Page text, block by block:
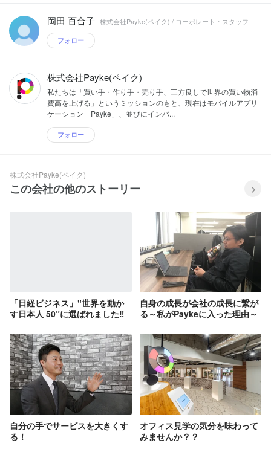
岡田 百合子 株式会社Payke(ペイク) / コーポレート・スタッフ
フォロー
株式会社Payke(ペイク)
私たちは「買い手・作り手・売り手、三方良しで世界の買い物消
費高を上げる」というミッションのもと、現在はモバイルアプリ
ケーション「Payke」、並びにインバ...
フォロー
株式会社Payke(ペイク)
この会社の他のストーリー
「日経ビジネス」‟世界を動か
す日本人 50”に選ばれました‼
自身の成長が会社の成長に繋が
る～私がPaykeに入った理由～
自分の手でサービスを大きくす
る！
オフィス見学の気分を味わって
みませんか？？